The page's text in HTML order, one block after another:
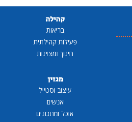
קהילה
בריאות
פעילות קהילתית
חינוך ומצוינות
מגזין
עיצוב וסטייל
אנשים
אוכל ומתכונים